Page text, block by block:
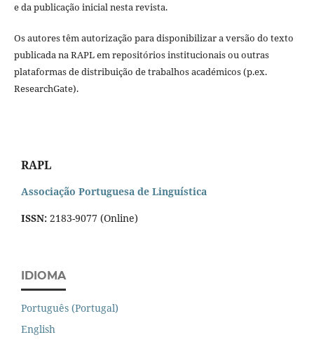
e da publicação inicial nesta revista.
Os autores têm autorização para disponibilizar a versão do texto
publicada na RAPL em repositórios institucionais ou outras
plataformas de distribuição de trabalhos académicos (p.ex.
ResearchGate).
RAPL
Associação Portuguesa de Linguística
ISSN: 2183-9077 (Online)
IDIOMA
Português (Portugal)
English